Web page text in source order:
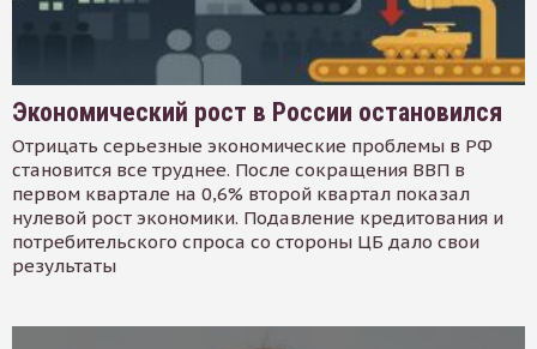
Экономический рост в России остановился
Отрицать серьезные экономические проблемы в РФ
становится все труднее. После сокращения ВВП в
первом квартале на 0,6% второй квартал показал
нулевой рост экономики. Подавление кредитования и
потребительского спроса со стороны ЦБ дало свои
результаты